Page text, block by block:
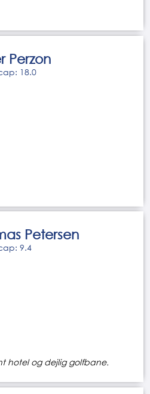
Perzon
18.0
Petersen
9.4
hotel og dejlig golfbane.